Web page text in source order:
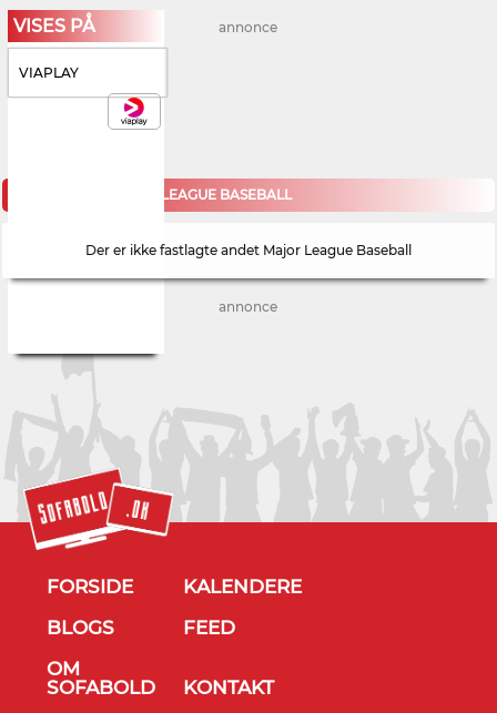
VISES PÅ
VIAPLAY
annonce
KOMMENDE MAJOR LEAGUE BASEBALL
Der er ikke fastlagte andet Major League Baseball
annonce
FORSIDE
KALENDERE
BLOGS
FEED
OM
SOFABOLD
KONTAKT